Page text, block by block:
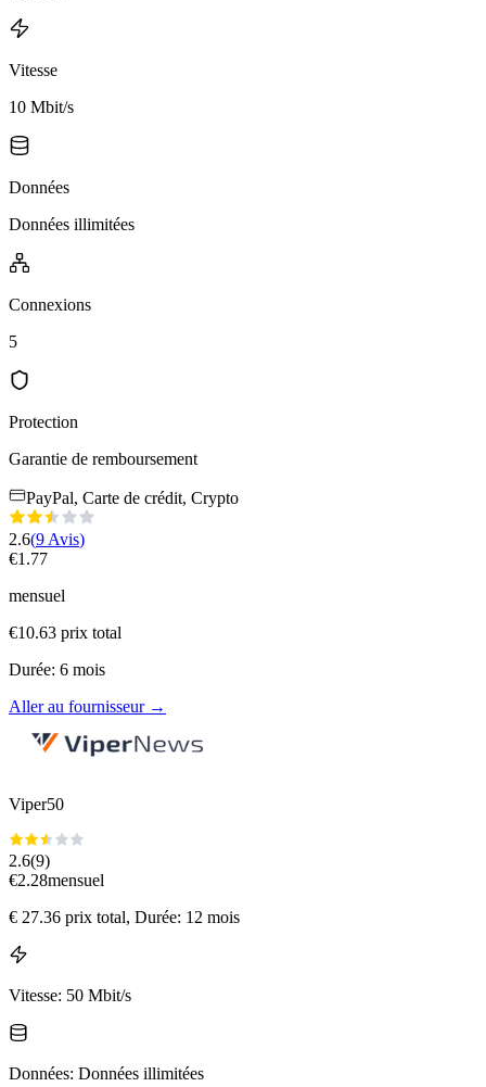
Vitesse
10 Mbit/s
Données
Données illimitées
Connexions
5
Protection
Garantie de remboursement
PayPal, Carte de crédit, Crypto
2.6(9 Avis)
€1.77
mensuel
€10.63 prix total
Durée: 6 mois
Aller au fournisseur→
Viper50
2.6(9)
€2.28mensuel
€ 27.36 prix total, Durée: 12 mois
Vitesse: 50 Mbit/s
Données: Données illimitées